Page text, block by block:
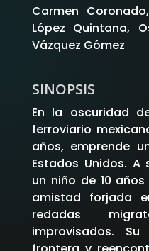
Carmen
López Quintana,
Vázquez Gómez
SINOPSIS
En la oscuridad
ferroviario
años, emprende
Estados Unidos. A
un niño de 10
amistad forjada
redadas
improvisados.